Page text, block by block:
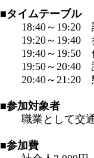
■タイムテーブル
18:40～19:20
19:20～19:40
19:40～19:50
19:50～20:40 講
20:40～21:20
■参加対象者
職業として交通
■参加費